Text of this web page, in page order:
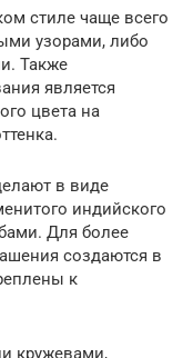
стиле чаще всего
узорами, либо
Также
является
цвета на
в виде
индийского
Для более
создаются в
к
кружевами,